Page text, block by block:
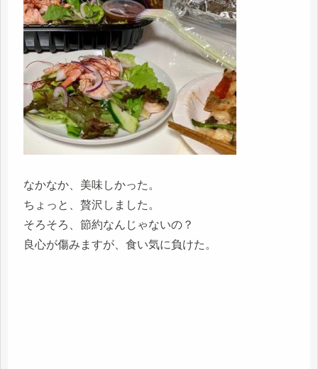
なかなか、美味しかった。
ちょっと、贅沢しました。
そろそろ、節約なんじゃないの？
良心が傷みますが、食い気に負けた。